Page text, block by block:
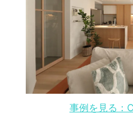
事例を見る：